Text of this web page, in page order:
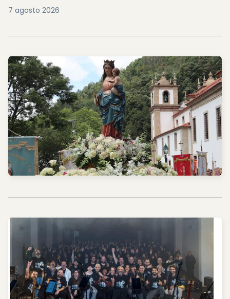
7 agosto 2026